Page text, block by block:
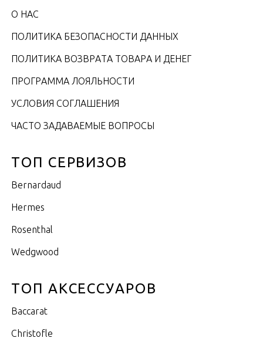
О НАС
ПОЛИТИКА БЕЗОПАСНОСТИ ДАННЫХ
ПОЛИТИКА ВОЗВРАТА ТОВАРА И ДЕНЕГ
ПРОГРАММА ЛОЯЛЬНОСТИ
УСЛОВИЯ СОГЛАШЕНИЯ
ЧАСТО ЗАДАВАЕМЫЕ ВОПРОСЫ
ТОП СЕРВИЗОВ
Bernardaud
Hermes
Rosenthal
Wedgwood
ТОП АКСЕССУАРОВ
Baccarat
Christofle